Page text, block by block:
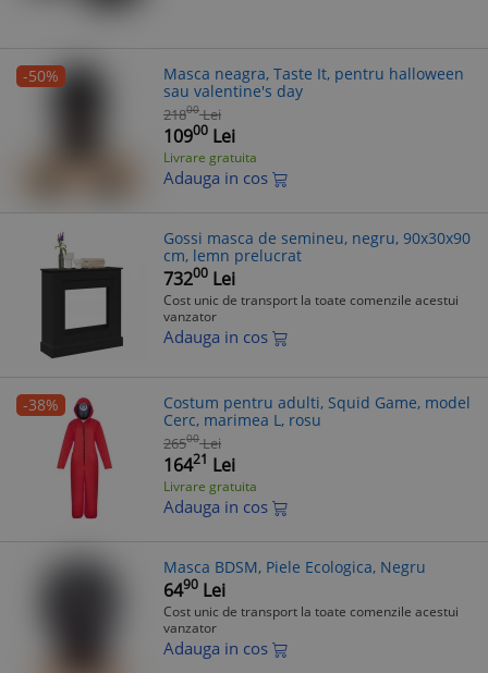
-50%
Masca neagra, Taste It, pentru halloween
sau valentine's day
21800 Lei
10900 Lei
Livrare gratuita
Adauga in cos
Gossi masca de semineu, negru, 90x30x90
cm, lemn prelucrat
73200 Lei
Cost unic de transport la toate comenzile acestui
vanzator
Adauga in cos
-38%
Costum pentru adulti, Squid Game, model
Cerc, marimea L, rosu
26500 Lei
16421 Lei
Livrare gratuita
Adauga in cos
Masca BDSM, Piele Ecologica, Negru
6490 Lei
Cost unic de transport la toate comenzile acestui
vanzator
Adauga in cos